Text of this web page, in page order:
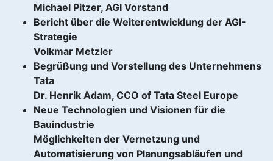
Michael Pitzer, AGI Vorstand
Bericht über die Weiterentwicklung der AGI-
Strategie
Volkmar Metzler
Begrüßung und Vorstellung des Unternehmens
Tata
Dr. Henrik Adam, CCO of Tata Steel Europe
Neue Technologien und Visionen für die
Bauindustrie
Möglichkeiten der Vernetzung und
Automatisierung von Planungsabläufen und